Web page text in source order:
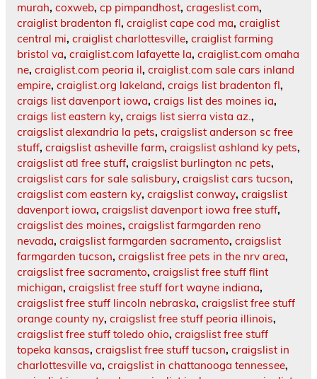
murah, coxweb, cp pimpandhost, crageslist.com,
craiglist bradenton fl, craiglist cape cod ma, craiglist
central mi, craiglist charlottesville, craiglist farming
bristol va, craiglist.com lafayette la, craiglist.com omaha
ne, craiglist.com peoria il, craiglist.com sale cars inland
empire, craiglist.org lakeland, craigs list bradenton fl,
craigs list davenport iowa, craigs list des moines ia,
craigs list eastern ky, craigs list sierra vista az.,
craigslist alexandria la pets, craigslist anderson sc free
stuff, craigslist asheville farm, craigslist ashland ky pets,
craigslist atl free stuff, craigslist burlington nc pets,
craigslist cars for sale salisbury, craigslist cars tucson,
craigslist com eastern ky, craigslist conway, craigslist
davenport iowa, craigslist davenport iowa free stuff,
craigslist des moines, craigslist farmgarden reno
nevada, craigslist farmgarden sacramento, craigslist
farmgarden tucson, craigslist free pets in the nrv area,
craigslist free sacramento, craigslist free stuff flint
michigan, craigslist free stuff fort wayne indiana,
craigslist free stuff lincoln nebraska, craigslist free stuff
orange county ny, craigslist free stuff peoria illinois,
craigslist free stuff toledo ohio, craigslist free stuff
topeka kansas, craigslist free stuff tucson, craigslist in
charlottesville va, craigslist in chattanooga tennessee,